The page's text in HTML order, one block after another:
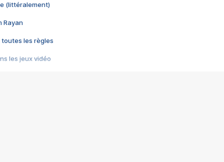
(littéralement)
Rayan
toutes les règles
les jeux vidéo